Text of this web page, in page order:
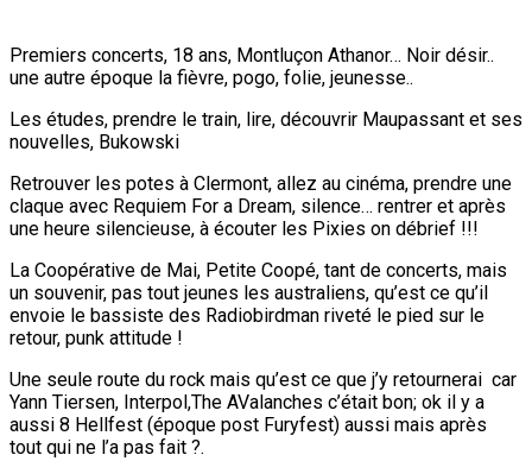
Premiers concerts, 18 ans, Montluçon Athanor… Noir désir..
une autre époque la fièvre, pogo, folie, jeunesse..
Les études, prendre le train, lire, découvrir Maupassant et ses
nouvelles, Bukowski
Retrouver les potes à Clermont, allez au cinéma, prendre une
claque avec Requiem For a Dream, silence… rentrer et après
une heure silencieuse, à écouter les Pixies on débrief !!!
La Coopérative de Mai, Petite Coopé, tant de concerts, mais
un souvenir, pas tout jeunes les australiens, qu’est ce qu’il
envoie le bassiste des Radiobirdman riveté le pied sur le
retour, punk attitude !
Une seule route du rock mais qu’est ce que j’y retournerai car
Yann Tiersen, Interpol,The AValanches c’était bon; ok il y a
aussi 8 Hellfest (époque post Furyfest) aussi mais après
tout qui ne l’a pas fait ?.